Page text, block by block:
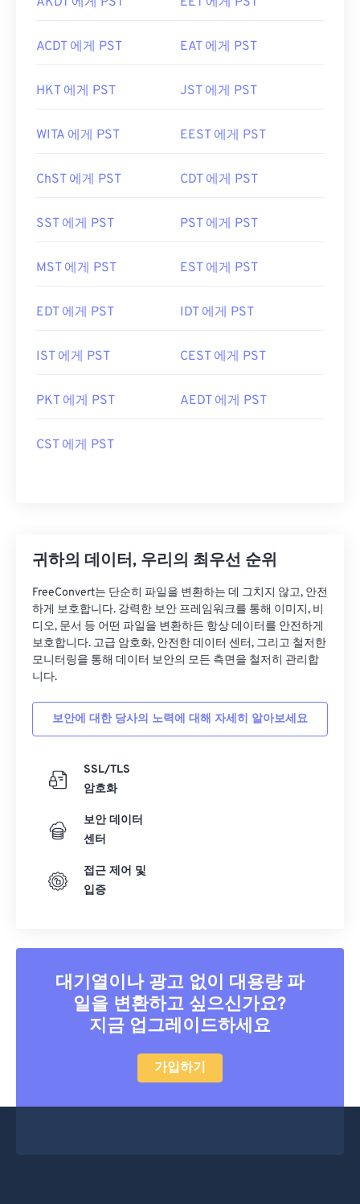
ACDT 에게 PST EAT 에게 PST
HKT 에게 PST JST 에게 PST
WITA 에게 PST EEST 에게 PST
ChST 에게 PST CDT 에게 PST
SST 에게 PST PST 에게 PST
MST 에게 PST EST 에게 PST
EDT 에게 PST IDT 에게 PST
IST 에게 PST CEST 에게 PST
PKT 에게 PST AEDT 에게 PST
CST 에게 PST
귀하의 데이터, 우리의 최우선 순위
FreeConvert는 단순히 파일을 변환하는 데 그치지 않고, 안전
하게 보호합니다. 강력한 보안 프레임워크를 통해 이미지, 비
디오, 문서 등 어떤 파일을 변환하든 항상 데이터를 안전하게
보호합니다. 고급 암호화, 안전한 데이터 센터, 그리고 철저한
모니터링을 통해 데이터 보안의 모든 측면을 철저히 관리합
니다.
보안에 대한 당사의 노력에 대해 자세히 알아보세요
SSL/TLS
암호화
보안 데이터
센터
접근 제어 및
입증
대기열이나 광고 없이 대용량 파
일을 변환하고 싶으신가요?
지금 업그레이드하세요
가입하기